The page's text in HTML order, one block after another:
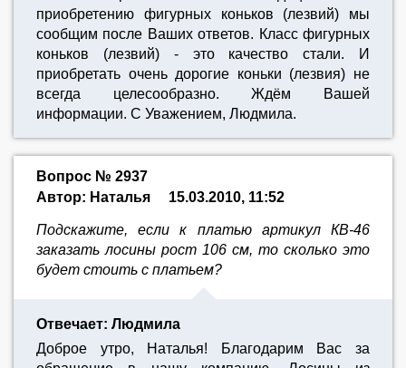
приобретению фигурных коньков (лезвий) мы
сообщим после Ваших ответов. Класс фигурных
коньков (лезвий) - это качество стали. И
приобретать очень дорогие коньки (лезвия) не
всегда целесообразно. Ждём Вашей
информации. С Уважением, Людмила.
Вопрос № 2937
Автор: Наталья
15.03.2010, 11:52
Подскажите, если к платью артикул КВ-46
заказать лосины рост 106 см, то сколько это
будет стоить с платьем?
Отвечает: Людмила
Доброе утро, Наталья! Благодарим Вас за